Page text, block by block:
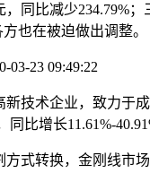
比减少234.79%；
也在被迫做出调整。
23 09:49:22
术企业，致力于
比增长11.61%-
转换，金刚线市